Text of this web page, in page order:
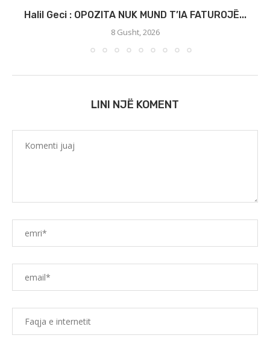
Halil Geci : OPOZITA NUK MUND T’IA FATUROJË...
8 Gusht, 2026
LINI NJË KOMENT